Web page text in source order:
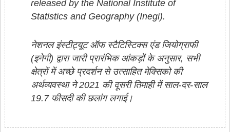
released by the National Institute of
Statistics and Geography (Inegi).
नेशनल इंस्टीट्यूट ऑफ स्टैटिस्टिक्स एंड जियोग्राफी
(इनेगी) द्वारा जारी प्रारंभिक आंकड़ों के अनुसार, सभी
क्षेत्रों में अच्छे प्रदर्शन से उत्साहित मेक्सिको की
अर्थव्यवस्था ने 2021 की दूसरी तिमाही में साल-दर-साल
19.7 फीसदी की छलांग लगाई।